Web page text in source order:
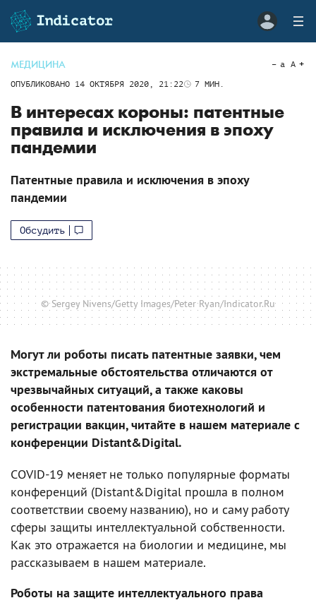
МЕДИЦИНА
ОПУБЛИКОВАНО 14 ОКТЯБРЯ 2020, 21:22 7 МИН.
a A
В интересах короны: патентные
правила и исключения в эпоху
пандемии
Патентные правила и исключения в эпоху
пандемии
Обсудить
© Sergey Nivens/Getty Images/Peter Ryan/Indicator.Ru
Могут ли роботы писать патентные заявки, чем
экстремальные обстоятельства отличаются от
чрезвычайных ситуаций, а также каковы
особенности патентования биотехнологий и
регистрации вакцин, читайте в нашем материале с
конференции Distant&Digital.
COVID-19 меняет не только популярные форматы
конференций (Distant&Digital прошла в полном
соответствии своему названию), но и саму работу
сферы защиты интеллектуальной собственности.
Как это отражается на биологии и медицине, мы
рассказываем в нашем материале.
Роботы на защите интеллектуального права